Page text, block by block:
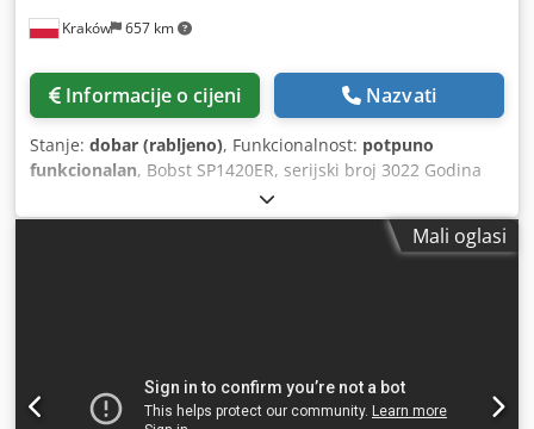
Materijali koji se mogu obraditi: Papir / karton: od 80 g/m²
Dimenzije i težina: Duljina stroja: cca 6.000 mm Širina
stroja: cca 2.000 mm Visina stroja: cca 2.500 mm Ukupna
C.U.B.E. sustav: Elektronički sustav za upravljanje strojem
Bobst Centerline sustav: Mikrometarsko podešavanje za
brzu pripremu i precizno poravnanje alata Uređaj za
uklanjanje otpadnih listova: Integrirana dvostrana jedinica
za uklanjanje otpadnih listova (Stripping Station) za
Kraków 657 km
Informacije o cijeni Nazvati
Stanje: dobar (rabljeno), Funkcionalnost: potpuno
funkcionalan, Bobst SP1420ER, serijski broj 3022 Godina
proizvodnje: 1976 Maksimalna sila rezanja: 600 T
Maksimalni format: 1020 × 1420 mm Dsdpjzrp Tnofx Acrskr
Minimalni format: 500 × 700 mm Materijali: od kartona od
Mali oglasi